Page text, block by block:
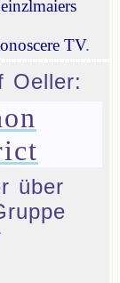
TV.
Oeller:
über